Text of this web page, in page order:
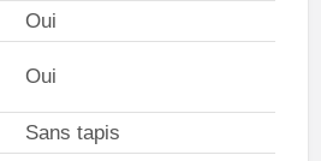
Oui
Oui
Sans tapis